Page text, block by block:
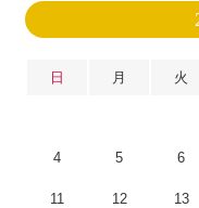
日 月 火
4 5 6
11 12 13